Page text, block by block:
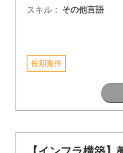
スキル： その他言語
長期案件